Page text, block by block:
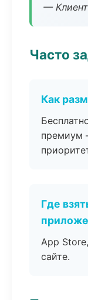
—
Часто
Как
премиум
Где
App
сайте.